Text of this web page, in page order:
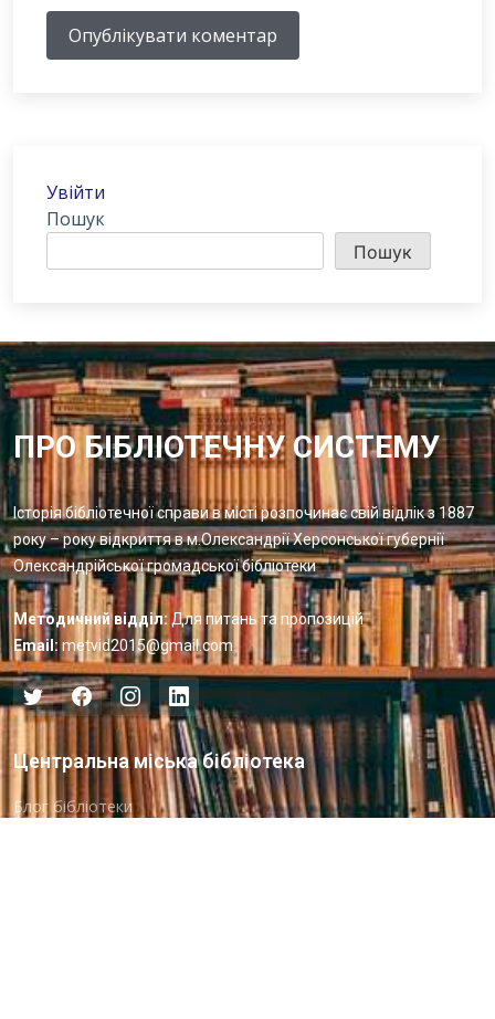
Опублікувати коментар
Увійти
Пошук
Пошук
ПРО БІБЛІОТЕЧНУ СИСТЕМУ
Історія бібліотечної справи в місті розпочинає свій відлік з 1887
року – року відкриття в м.Олександрії Херсонської губернії
Олександрійської громадської бібліотеки
Методичний відділ: Для питань та пропозицій
Email: metvid2015@gmail.com
Центральна міська бібліотека
Блог бібліотеки